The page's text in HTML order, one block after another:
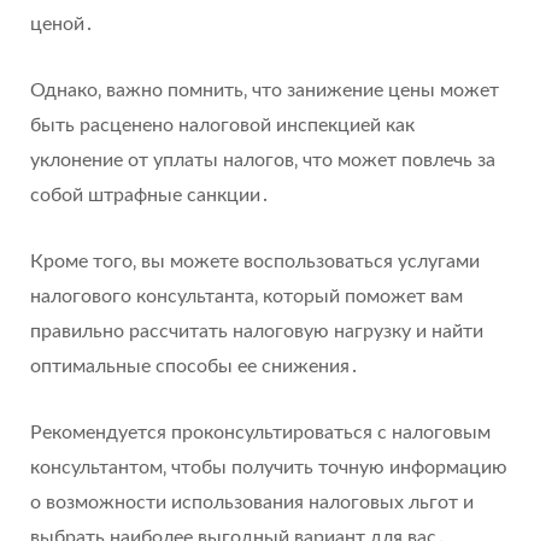
ценой․
Однако‚ важно помнить‚ что занижение цены может
быть расценено налоговой инспекцией как
уклонение от уплаты налогов‚ что может повлечь за
собой штрафные санкции․
Кроме того‚ вы можете воспользоваться услугами
налогового консультанта‚ который поможет вам
правильно рассчитать налоговую нагрузку и найти
оптимальные способы ее снижения․
Рекомендуется проконсультироваться с налоговым
консультантом‚ чтобы получить точную информацию
о возможности использования налоговых льгот и